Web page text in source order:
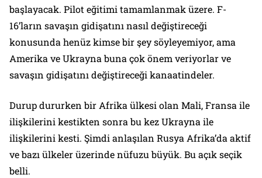
başlayacak. Pilot eğitimi tamamlanmak üzere. F-
16’ların savaşın gidişatını nasıl değiştireceği
konusunda henüz kimse bir şey söyleyemiyor, ama
Amerika ve Ukrayna buna çok önem veriyorlar ve
savaşın gidişatını değiştireceği kanaatindeler.
Durup dururken bir Afrika ülkesi olan Mali, Fransa ile
ilişkilerini kestikten sonra bu kez Ukrayna ile
ilişkilerini kesti. Şimdi anlaşılan Rusya Afrika’da aktif
ve bazı ülkeler üzerinde nüfuzu büyük. Bu açık seçik
belli.